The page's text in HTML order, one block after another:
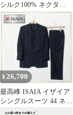
シルク100% ネクタイ
ネイビー
¥26,700
最高峰 ISAIA イザイア
シングルスーツ 44 ネイ
ビー ウール100%